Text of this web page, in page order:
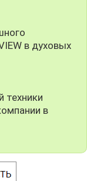
в духовых
техники
в